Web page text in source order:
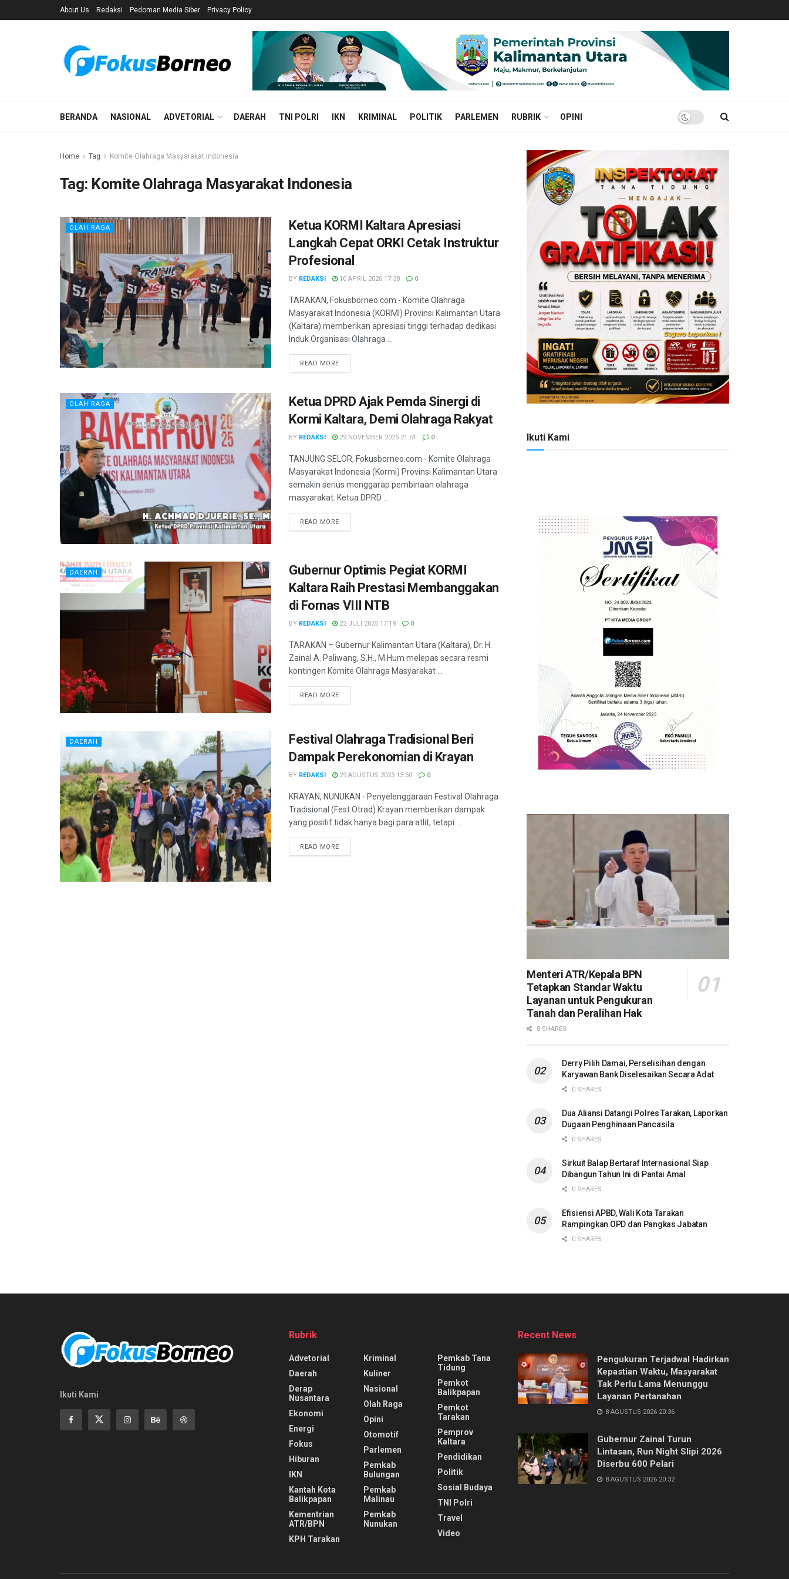
About Us Redaksi Pedoman Media Siber Privacy Policy
BERANDA NASIONAL ADVETORIAL DAERAH TNI POLRI IKN KRIMINAL POLITIK PARLEMEN RUBRIK OPINI
Home Tag Komite Olahraga Masyarakat Indonesia
Tag: Komite Olahraga Masyarakat Indonesia
OLAH RAGA
Ketua KORMI Kaltara Apresiasi
Langkah Cepat ORKI Cetak Instruktur
Profesional
BY REDAKSI 10 APRIL 2026 17:38 0
​TARAKAN, Fokusborneo.com - Komite Olahraga
Masyarakat Indonesia (KORMI) Provinsi Kalimantan Utara
(Kaltara) memberikan apresiasi tinggi terhadap dedikasi
Induk Organisasi Olahraga ...
READ MOREDETAILS
OLAH RAGA
Ketua DPRD Ajak Pemda Sinergi di
Kormi Kaltara, Demi Olahraga Rakyat
BY REDAKSI 29 NOVEMBER 2025 21:51 0
TANJUNG SELOR, Fokusborneo.com - Komite Olahraga
Masyarakat Indonesia (Kormi) Provinsi Kalimantan Utara
semakin serius menggarap pembinaan olahraga
masyarakat. ​Ketua DPRD ...
READ MOREDETAILS
DAERAH
Gubernur Optimis Pegiat KORMI
Kaltara Raih Prestasi Membanggakan
di Fornas VIII NTB
BY REDAKSI 22 JULI 2025 17:18 0
TARAKAN – Gubernur Kalimantan Utara (Kaltara), Dr. H.
Zainal A. Paliwang, S.H., M.Hum melepas secara resmi
kontingen Komite Olahraga Masyarakat ...
READ MOREDETAILS
DAERAH
Festival Olahraga Tradisional Beri
Dampak Perekonomian di Krayan
BY REDAKSI 29 AGUSTUS 2023 13:50 0
KRAYAN, NUNUKAN - Penyelenggaraan Festival Olahraga
Tradisional (Fest Otrad) Krayan memberikan dampak
yang positif tidak hanya bagi para atlit, tetapi ...
READ MOREDETAILS
Ikuti Kami
Menteri ATR/Kepala BPN
Tetapkan Standar Waktu
Layanan untuk Pengukuran
Tanah dan Peralihan Hak
0 SHARES
Derry Pilih Damai, Perselisihan dengan
Karyawan Bank Diselesaikan Secara Adat
0 SHARES
Dua Aliansi Datangi Polres Tarakan, Laporkan
Dugaan Penghinaan Pancasila
0 SHARES
Sirkuit Balap Bertaraf Internasional Siap
Dibangun Tahun Ini di Pantai Amal
0 SHARES
Efisiensi APBD, Wali Kota Tarakan
Rampingkan OPD dan Pangkas Jabatan
0 SHARES
Ikuti Kami
Rubrik
Advetorial
Daerah
Derap
Nusantara
Ekonomi
Energi
Fokus
Hiburan
IKN
Kantah Kota
Balikpapan
Kementrian
ATR/BPN
KPH Tarakan
Kriminal
Kuliner
Nasional
Olah Raga
Opini
Otomotif
Parlemen
Pemkab
Bulungan
Pemkab
Malinau
Pemkab
Nunukan
Pemkab Tana
Tidung
Pemkot
Balikpapan
Pemkot
Tarakan
Pemprov
Kaltara
Pendidikan
Politik
Sosial Budaya
TNI Polri
Travel
Video
Recent News
Pengukuran Terjadwal Hadirkan
Kepastian Waktu, Masyarakat
Tak Perlu Lama Menunggu
Layanan Pertanahan
8 AGUSTUS 2026 20:36
Gubernur Zainal Turun
Lintasan, Run Night Slipi 2026
Diserbu 600 Pelari
8 AGUSTUS 2026 20:32